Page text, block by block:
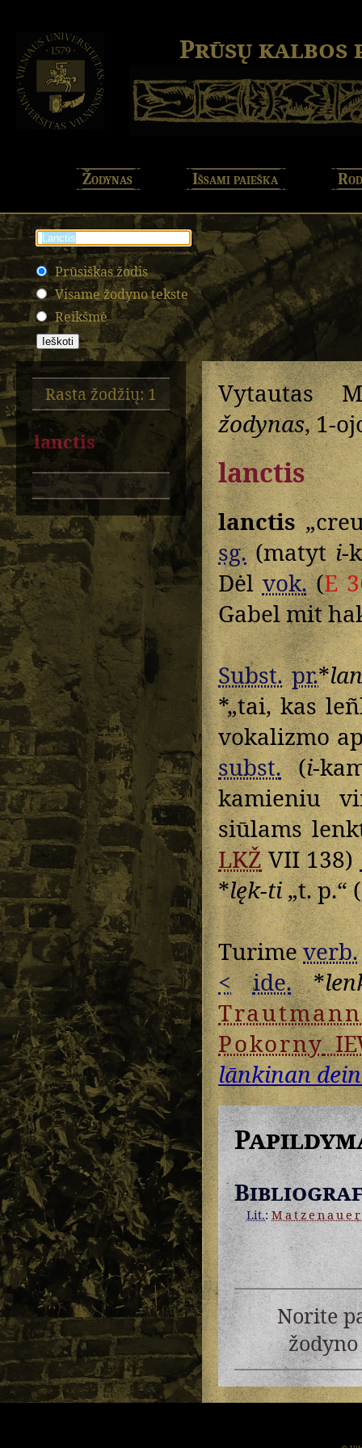
Prūsų kalbos
Žodynas Išsami paieška
Prūsiškas žodis
Visame žodyno tekste
Reikšmė
Rasta žodžių: 1
lanctis
Vytautas
žodynas, 1-
lanctis
lanctis
sg.(matyti-
Dėlvok.(E
Gabel mit
Subst. pr.*
*„tai, kas
vokalizmo
subst.(i-
kamieniu
siūlams
LKŽVII 138)
*lęk-ti„t. p.“
Turimeverb.
<
ide.*
Trautmann
Pokorny
lānkinan
Lit.:Matzenauer
Norite